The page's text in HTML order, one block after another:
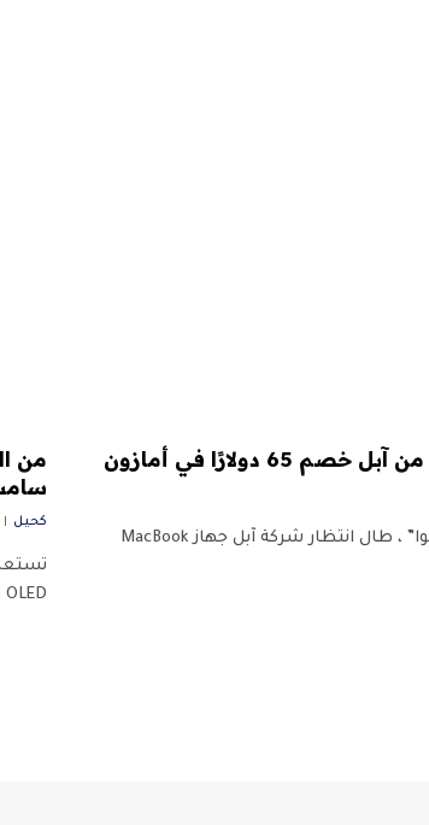
بعد ما يبدو أنه سنوات من التكهنات “هل هم / لن يفعلوا” ، طال انتظار شركة آبل جهاز MacBook
كحيل
OLED توفر دقة عالية رباعية…